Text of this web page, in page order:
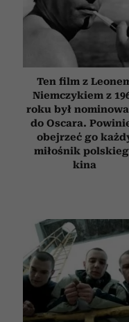
społecznościowym,
Partnerzy mogą
otrzymanymi od
korzystania z ich usług.
Ten film z
Niemczykiem z
roku był
do Oscara.
obejrzeć go
miłośnik
kina